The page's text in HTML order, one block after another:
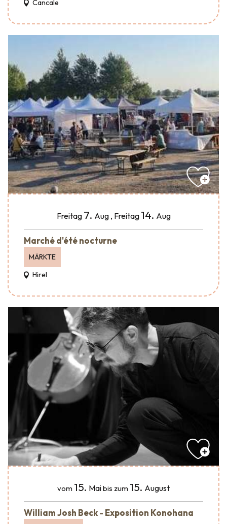
Cancale
Freitag 7. Aug, Freitag 14. Aug
Marché d'été nocturne
MÄRKTE
Hirel
vom 15. Maibis zum 15. August
William Josh Beck - Exposition Konohana